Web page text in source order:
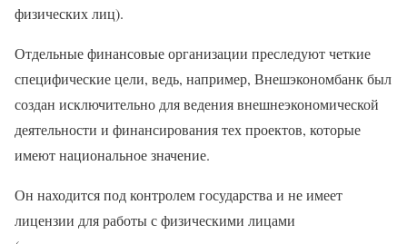
физических лиц).
Отдельные финансовые организации преследуют четкие
специфические цели, ведь, например, Внешэкономбанк был
создан исключительно для ведения внешнеэкономической
деятельности и финансирования тех проектов, которые
имеют национальное значение.
Он находится под контролем государства и не имеет
лицензии для работы с физическими лицами